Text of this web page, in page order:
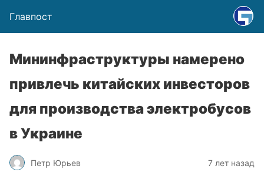
Главпост
Мининфраструктуры намерено
привлечь китайских инвесторов
для производства электробусов
в Украине
Петр Юрьев 7 лет назад